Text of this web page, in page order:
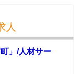
人
」/人材サー